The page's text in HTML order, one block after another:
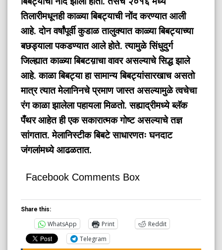
तिलारीमधूनही काळ्या बिबट्याची नोंद करण्यात आली
आहे. दोन वर्षांपूर्वी कुडाळ तालुक्यात काळ्या बिबट्याच्या
बछड्याला पकडण्यात आले होते. त्यामुळे सिंधुदुर्ग
जिल्ह्यात काळ्या बिबटय़ाचा वावर असल्याचे सिद्ध झाले
आहे. काळा बिबट्या हा सामान्य बिबट्यांसारखाच असतो
मात्र त्यात मेलानिनचे प्रमाण जास्त असल्यामुळे त्वचेचा
रंग काळा झालेला पहायला मिळतो. सह्याद्रीमध्ये ब्लॅक
पँथर आहेत ही एक सकारात्मक गोष्ट असल्याचे तज्ञ
सांगतात. मेलानिस्टीक बिबटे साधारणतः घनदाट
जंगलांमध्ये आढळतात.
Facebook Comments Box
Share this:
WhatsApp Print
Reddit
Telegram